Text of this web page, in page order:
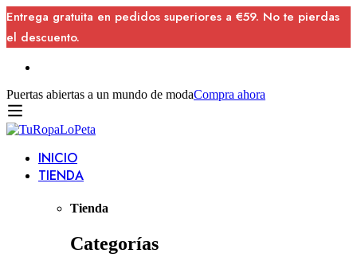
Entrega gratuita en pedidos superiores a €59. No te pierdas
el descuento.
Puertas abiertas a un mundo de modaCompra ahora
INICIO
TIENDA
Tienda
Categorías